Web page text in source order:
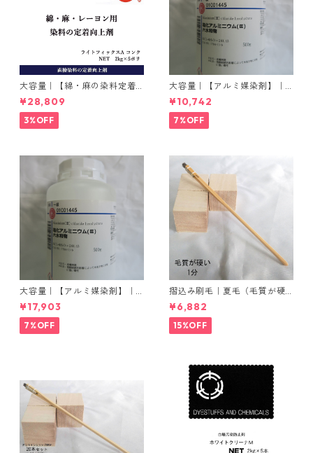
大容量｜【綿・麻の染料定着
向上剤】｜2kg×5本｜ライト
フィックスAコンク
¥28,809
3%OFF
大容量｜【アルミ媒染剤】｜5
00g−3本入り｜塩化アルミニ
ウム
¥10,742
7%OFF
大容量｜【アルミ媒染剤】｜5
00g−5本入り｜塩化アルミニ
ウム
¥17,903
7%OFF
摺込み刷毛｜夏毛（毛質が硬
い）1分｜16本入り＊1セット
¥6,882
15%OFF